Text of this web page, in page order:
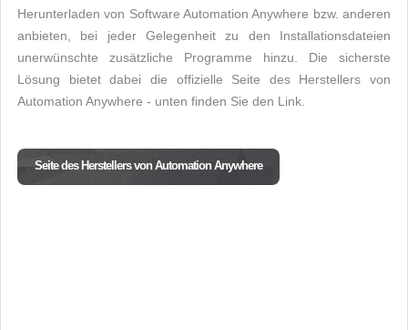
Herunterladen von Software Automation Anywhere bzw. anderen
anbieten, bei jeder Gelegenheit zu den Installationsdateien
unerwünschte zusätzliche Programme hinzu. Die sicherste
Lösung bietet dabei die offizielle Seite des Herstellers von
Automation Anywhere - unten finden Sie den Link.
Seite des Herstellers von Automation Anywhere